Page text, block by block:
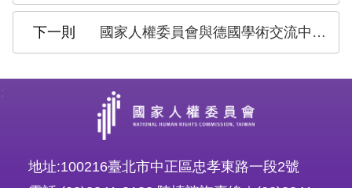
心
人
申
國家人權委員會與德國學術交流中心校友會線上會談分享臺灣民主與人權推動經驗
地址:100216臺北市中正區忠孝東路一段2號